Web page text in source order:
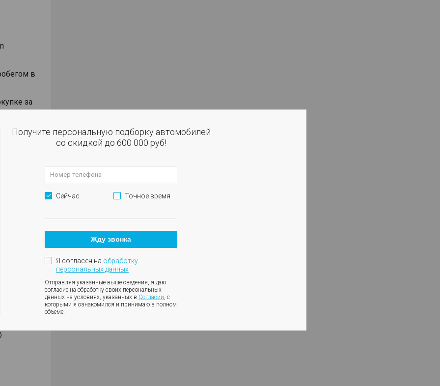
в
за
2-х
числе
от
Получите персональную подборку автомобилей
со скидкой до 600 000 руб!
Сейчас Точное время
Жду звонка
Я согласен на обработку
персональных данных
Отправляя указанные выше сведения, я даю
согласие на обработку своих персональных
данных на условиях, указанных в Согласии, с
которыми я ознакомился и принимаю в полном
объеме.